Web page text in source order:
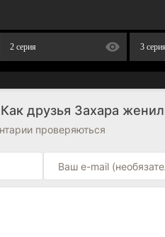
2 серия 3 серия
друзья Захара
проверяються